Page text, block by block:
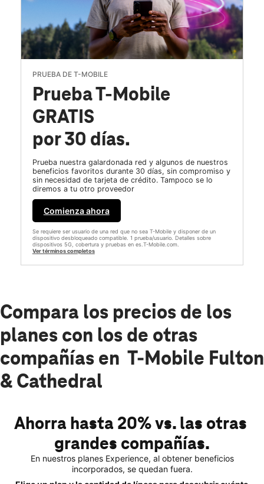
PRUEBA DE T-MOBILE
Prueba T-Mobile
GRATIS
por 30 días.
Prueba nuestra galardonada red y algunos de nuestros
beneficios favoritos durante 30 días, sin compromiso y
sin necesidad de tarjeta de crédito. Tampoco se lo
diremos a tu otro proveedor
Comienza ahora
Se requiere ser usuario de una red que no sea T-Mobile y disponer de un
dispositivo desbloqueado compatible. 1 prueba/usuario. Detalles sobre
dispositivos 5G, cobertura y pruebas en es.T-Mobile.com.
Ver términos completos
Compara los precios de los
planes con los de otras
compañías en T-Mobile Fulton
& Cathedral